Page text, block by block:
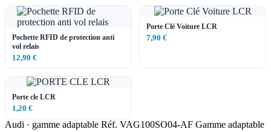
Pochette RFID de protection anti
vol relais
12,90 €
Porte Clé Voiture LCR
7,90 €
Porte cle LCR
1,20 €
Audi · gamme adaptable Réf. VAG100SO04-AF Gamme adaptable